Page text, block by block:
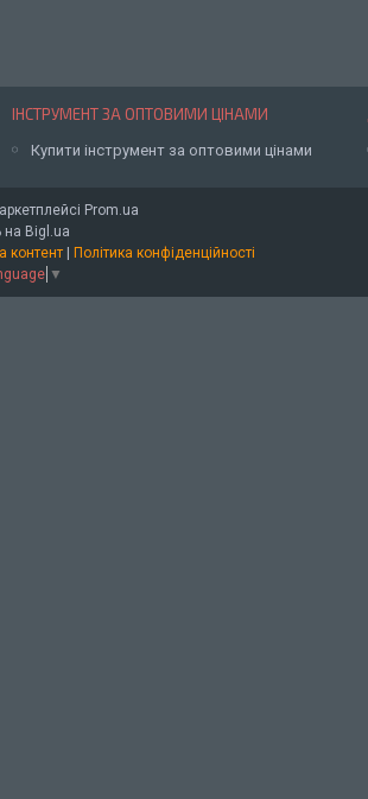
ІНСТРУМЕНТ ЗА ОПТОВИМИ ЦІНАМИ
Купити інструмент за оптовими цінами
Prom.ua
на Bigl.ua
контент | Політика конфіденційності
▼